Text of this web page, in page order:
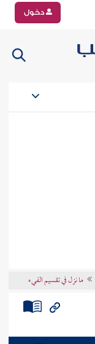
دخول
ما نزل في تقسيم الفيء